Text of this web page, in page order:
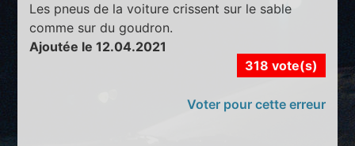
Les pneus de la voiture crissent sur le sable
comme sur du goudron.
Ajoutée le 12.04.2021
318 vote(s)
Voter pour cette erreur